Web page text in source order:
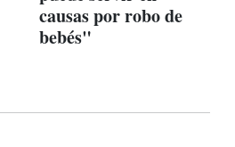
causas por robo de
bebés"